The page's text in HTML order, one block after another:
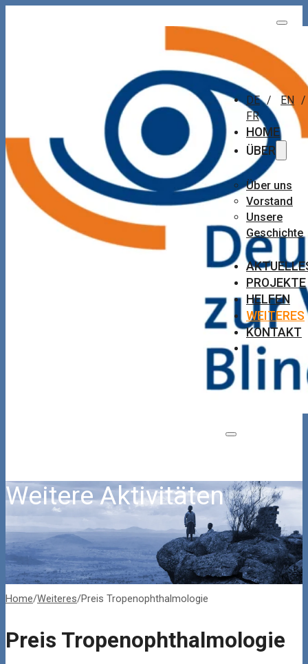
DE / EN
/
FR
HOME
ÜBER
Über uns
Vorstand
Unsere
Geschichte
PROJEKTE
HELFEN
WEITERES
KONTAKT
Weitere Aktivitäten
Home/Weiteres/Preis Tropenophthalmologie
Preis Tropenophthalmologie